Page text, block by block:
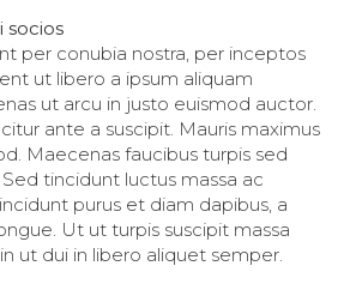
socios
per conubia nostra, per inceptos
ut libero a ipsum aliquam
ut arcu in justo euismod auctor.
ante a suscipit. Mauris maximus
Maecenas faucibus turpis sed
tincidunt luctus massa ac
purus et diam dapibus, a
Ut ut turpis suscipit massa
ut dui in libero aliquet semper.